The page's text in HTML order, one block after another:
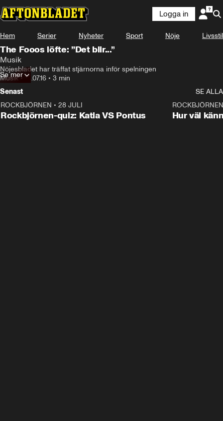
Logga in
Hem Serier Nyheter Sport Nöje Livsstil
The Fooos löfte: ”Det blir...”
Musik
Nöjesbladet har träffat stjärnorna inför spelningen
Musik• 15.07.16 • 3 min
Se mer
Senast
SE ALLA
ROCKBJÖRNEN • 28 JULI
Rockbjörnen-quiz: Katia VS Pontus
ROCKBJÖRNEN
Hur väl